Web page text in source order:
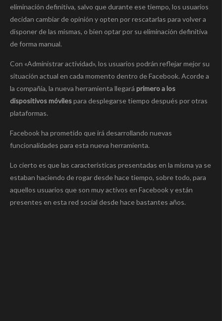
eliminación definitiva, salvo que durante ese tiempo, los usuarios
decidan cambiar de opinión y opten por rescatarlas para volver a
disponer de las mismas, o bien optar por su eliminación definitiva
de forma manual.
Con «Administrar actividad», los usuarios podrán reflejar mejor su
situación actual en cada momento dentro de Facebook. Acorde a
la compañía, la nueva herramienta llegará primero a los
dispositivos móvilespara desplegarse tiempo después por otras
plataformas.
Facebook ha prometido que irá desarrollando nuevas
funcionalidades para esta nueva herramienta.
Lo cierto es que las características presentadas en la misma ya se
estaban haciendo de rogar desde hace tiempo, sobre todo, para
aquellos usuarios que son muy activos en Facebook y están
presentes en esta red social desde hace bastantes años.